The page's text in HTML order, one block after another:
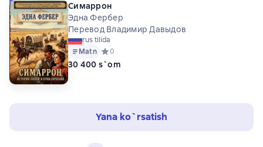
Симаррон
Эдна Фербер
Перевод Владимир Давыдов
rus tilida
Matn Средний рейтинг 0 на основе 0 оценок
0
30 400 s`om
Yana ko`rsatish